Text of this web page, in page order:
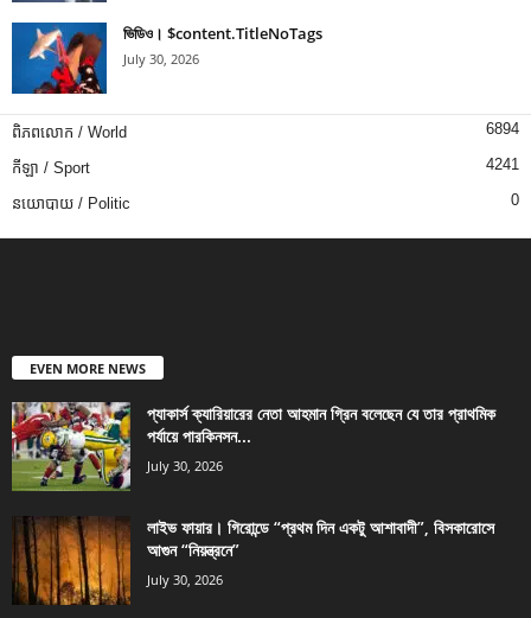
ভিডিও। $content.TitleNoTags
July 30, 2026
ពិភពលោក / World 6894
កីឡា / Sport 4241
នយោបាយ / Politic 0
EVEN MORE NEWS
প্যাকার্স ক্যারিয়ারের নেতা আহমান গ্রিন বলেছেন যে তার প্রাথমিক
পর্যায়ে পারকিনসন...
July 30, 2026
লাইভ ফায়ার। গিরোন্ডে “প্রথম দিন একটু আশাবাদী”, বিসকারোসে
আগুন “নিয়ন্ত্রনে”
July 30, 2026